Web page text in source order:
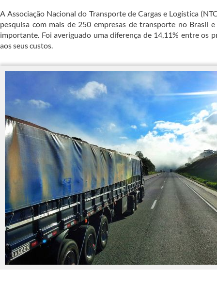
A Associação Nacional do Transporte de Cargas e Logística
pesquisa com mais de 250 empresas de transporte no Brasil
importante. Foi averiguado uma diferença de 14,11% entre os
aos seus custos.